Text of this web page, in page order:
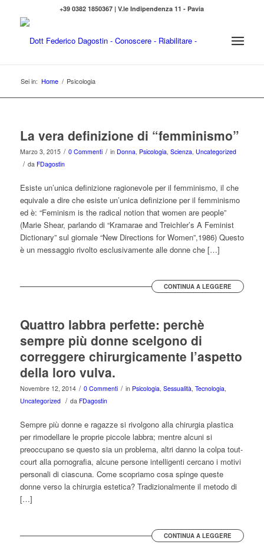
+39 0382 1850367 | V.le Indipendenza 11 - Pavia
Sei in: Home / Psicologia
La vera definizione di “femminismo”
Marzo 3, 2015 / 0 Commenti / in Donna, Psicologia, Scienza, Uncategorized
/ da FDagostin
Esiste un’unica definizione ragionevole per il femminismo, il che
equivale a dire che esiste un’unica definizione per il femminismo
ed è: “Feminism is the radical notion that women are people”
(Marie Shear, parlando di “Kramarae and Treichler’s A Feminist
Dictionary” sul giornale “New Directions for Women”,1986) Questo
è un messaggio rivolto esclusivamente alle donne che […]
CONTINUA A LEGGERE
Quattro labbra perfette: perchè
sempre più donne scelgono di
correggere chirurgicamente l’aspetto
della loro vulva.
Novembre 12, 2014 / 0 Commenti / in Psicologia, Sessualità, Tecnologia,
Uncategorized / da FDagostin
Sempre più donne e ragazze si rivolgono alla chirurgia plastica
per rimodellare le proprie piccole labbra; mentre alcuni si
preoccupano se questo sia un problema, altri danno la colpa tout-
court alla pornografia, alcune persone intelligenti cercano i motivi
personali di ciascuna. Come scopriamo cosa spinge queste
donne verso la chirurgia estetica? Tradizionalmente il metodo di
[…]
CONTINUA A LEGGERE